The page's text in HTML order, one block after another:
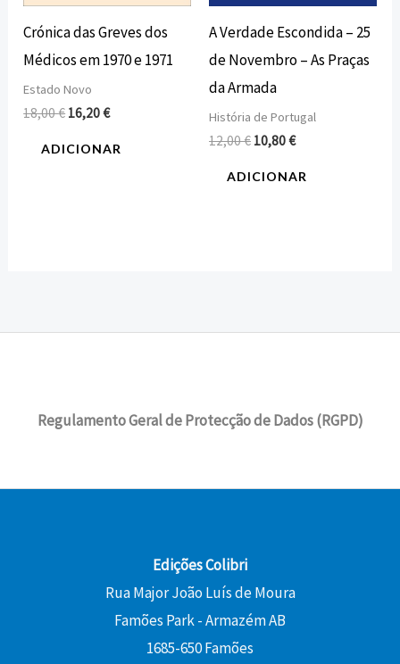
Crónica das Greves dos
Médicos em 1970 e 1971
Estado Novo
18,00€ 16,20€
ADICIONAR
A Verdade Escondida – 25
de Novembro – As Praças
da Armada
História de Portugal
12,00€ 10,80€
ADICIONAR
Regulamento Geral de Protecção de Dados (RGPD)
Edições Colibri
Rua Major João Luís de Moura
Famões Park - Armazém AB
1685-650 Famões